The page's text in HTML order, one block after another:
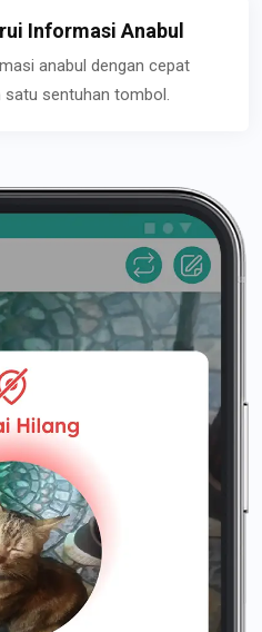
Informasi Anabul
anabul dengan cepat
satu sentuhan tombol.